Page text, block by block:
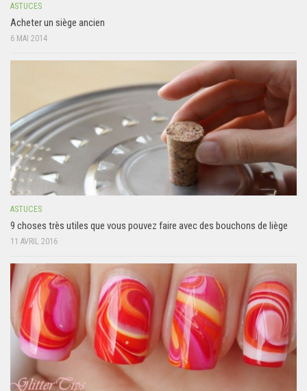
ASTUCES
Acheter un siège ancien
6 MAI 2014
ASTUCES
9 choses très utiles que vous pouvez faire avec des bouchons de liège
11 AVRIL 2016